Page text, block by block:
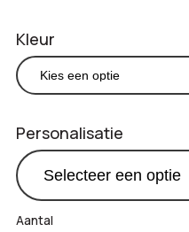
Kleur
Personalisatie